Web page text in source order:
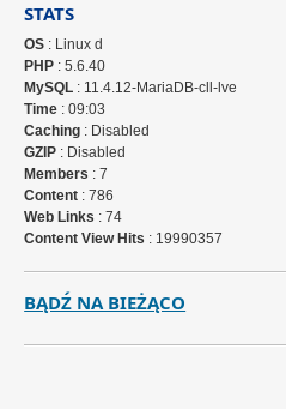
STATS
OS : Linux d
PHP : 5.6.40
MySQL : 11.4.12-MariaDB-cll-lve
Time : 09:03
Caching : Disabled
GZIP : Disabled
Members : 7
Content : 786
Web Links : 74
Content View Hits : 19990357
BĄDŹ NA BIEŻĄCO